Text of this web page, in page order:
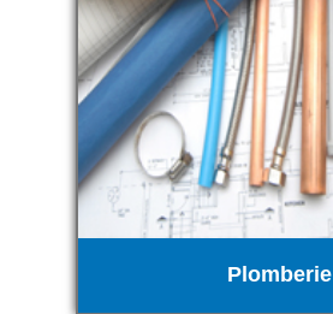
Plomberie